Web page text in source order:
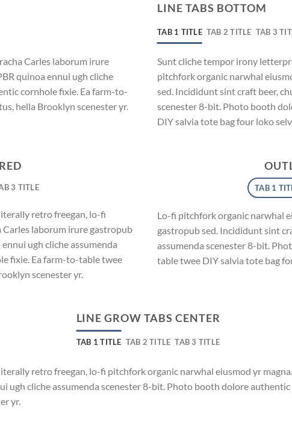
Carles laborum irure
quinoa ennui ugh cliche
cornhole fixie. Ea farm-to-
hella Brooklyn scenester yr.
LINE TABS BOTTOM
TAB 1 TITLE TAB 2 TITLE TAB 3
Sunt cliche tempor irony
pitchfork organic narwhal
sed. Incididunt sint craft beer,
scenester 8-bit. Photo booth
DIY salvia tote bag four loko
3 TITLE
retro freegan, lo-fi
Carles laborum irure gastropub
ugh cliche assumenda
fixie. Ea farm-to-table twee
scenester yr.
TAB 1
Lo-fi pitchfork organic narwhal
gastropub sed. Incididunt sint
assumenda scenester 8-bit.
table twee DIY salvia tote bag
LINE GROW TABS CENTER
TAB 1 TITLE TAB 2 TITLE TAB 3 TITLE
retro freegan, lo-fi pitchfork organic narwhal eiusmod yr
ugh cliche assumenda scenester 8-bit. Photo booth dolore
yr.